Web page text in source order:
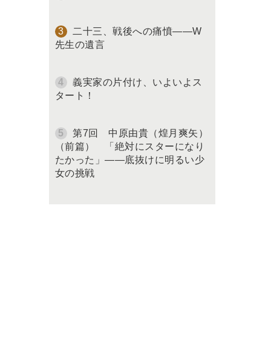
二十三、戦後への痛憤――W
先生の遺言
義実家の片付け、いよいよス
タート！
第7回 中原由貴（煌月爽矢）
（前篇） 「絶対にスターになり
たかった」――底抜けに明るい少
女の挑戦